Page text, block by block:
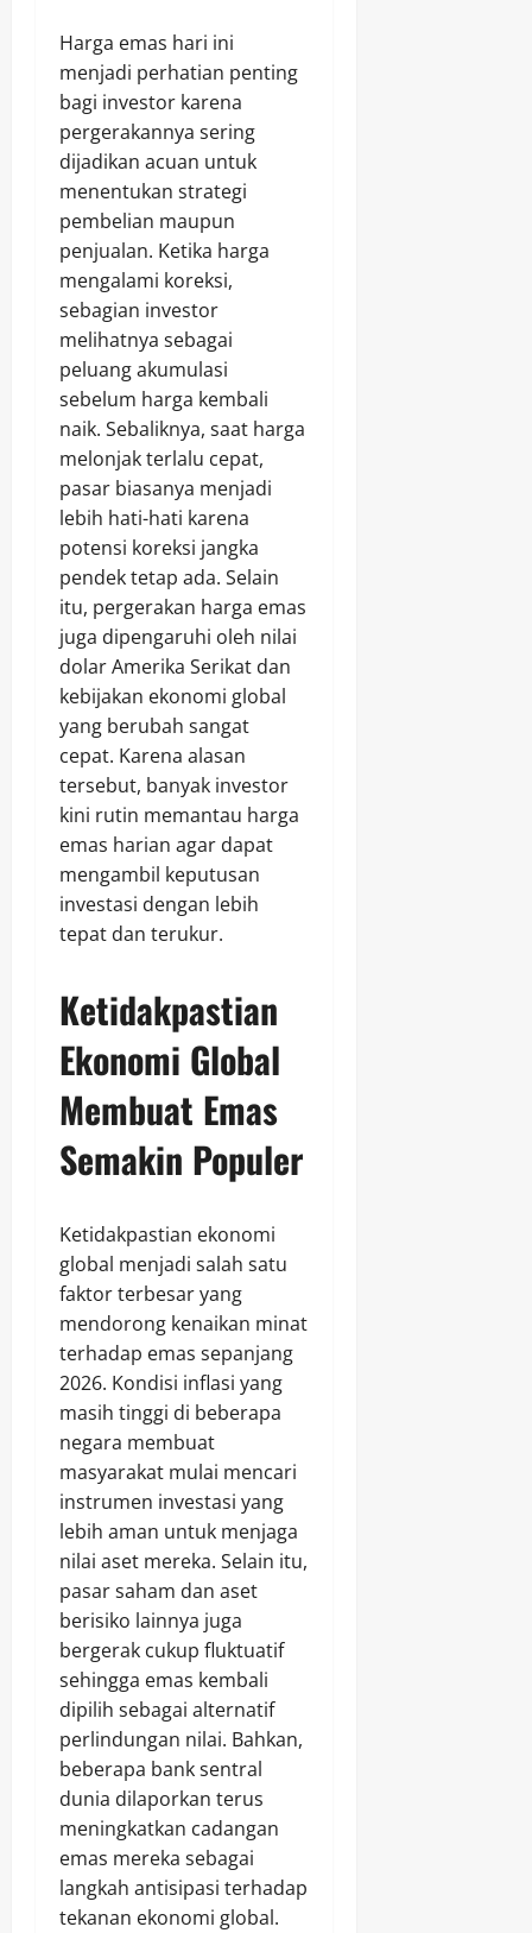
Harga emas hari ini
menjadi perhatian penting
bagi investor karena
pergerakannya sering
dijadikan acuan untuk
menentukan strategi
pembelian maupun
penjualan. Ketika harga
mengalami koreksi,
sebagian investor
melihatnya sebagai
peluang akumulasi
sebelum harga kembali
naik. Sebaliknya, saat harga
melonjak terlalu cepat,
pasar biasanya menjadi
lebih hati-hati karena
potensi koreksi jangka
pendek tetap ada. Selain
itu, pergerakan harga emas
juga dipengaruhi oleh nilai
dolar Amerika Serikat dan
kebijakan ekonomi global
yang berubah sangat
cepat. Karena alasan
tersebut, banyak investor
kini rutin memantau harga
emas harian agar dapat
mengambil keputusan
investasi dengan lebih
tepat dan terukur.
Ketidakpastian
Ekonomi Global
Membuat Emas
Semakin Populer
Ketidakpastian ekonomi
global menjadi salah satu
faktor terbesar yang
mendorong kenaikan minat
terhadap emas sepanjang
2026. Kondisi inflasi yang
masih tinggi di beberapa
negara membuat
masyarakat mulai mencari
instrumen investasi yang
lebih aman untuk menjaga
nilai aset mereka. Selain itu,
pasar saham dan aset
berisiko lainnya juga
bergerak cukup fluktuatif
sehingga emas kembali
dipilih sebagai alternatif
perlindungan nilai. Bahkan,
beberapa bank sentral
dunia dilaporkan terus
meningkatkan cadangan
emas mereka sebagai
langkah antisipasi terhadap
tekanan ekonomi global.